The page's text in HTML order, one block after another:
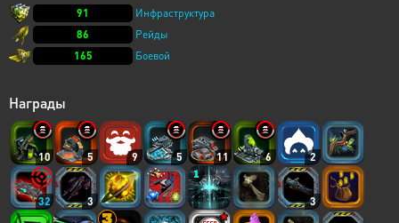
91
Инфраструктура
86
Рейды
165
Боевой
Награды
10 5 9 5 11 6 2
32 3 3